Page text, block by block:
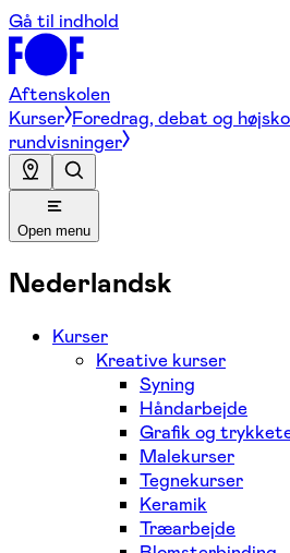
Gå til indhold
Aftenskolen
Kurser Foredrag, debat og
rundvisninger
Open menu
Nederlandsk
Kurser
Kreative kurser
Syning
Håndarbejde
Grafik og
Malekurser
Tegnekurser
Keramik
Træarbejde